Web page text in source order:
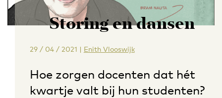
Storing en dansen
29 / 04 / 2021 | Enith Vlooswijk
Hoe zorgen docenten dat hét
kwartje valt bij hun studenten?